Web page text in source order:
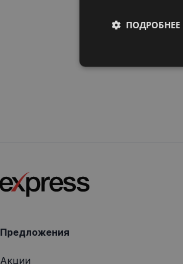
Предложения
Акции
ПОДРОБНЕЕ